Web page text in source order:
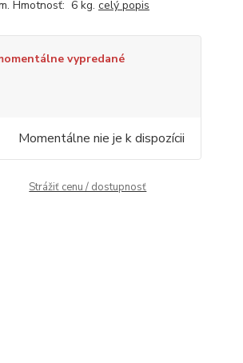
Hmotnosť: 6 kg. celý popis
vypredané
Momentálne nie je k dispozícii
Strážiť cenu / dostupnosť